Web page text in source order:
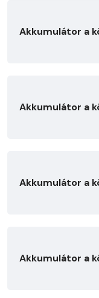
Akkumulátor a
Akkumulátor a
Akkumulátor a
Akkumulátor a